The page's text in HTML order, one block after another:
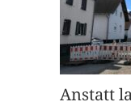
Anstatt